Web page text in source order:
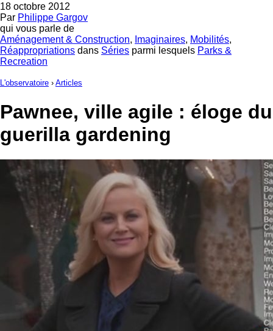
18 octobre 2012
Par Philippe Gargov
qui vous parle de
Aménagement & Construction, Imaginaires, Mobilités,
Réappropriations dans Séries parmi lesquels Parks &
Recreation
L'observatoire › Articles
Pawnee, ville agile : éloge du
guerilla gardening